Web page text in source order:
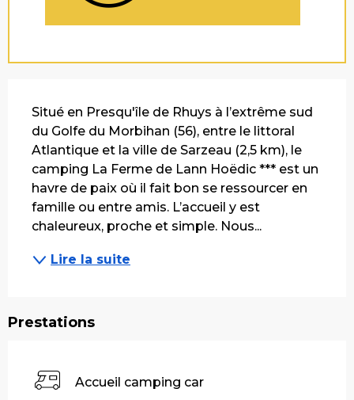
Situé en Presqu'île de Rhuys à l’extrême sud
du Golfe du Morbihan (56), entre le littoral
Atlantique et la ville de Sarzeau (2,5 km), le
camping La Ferme de Lann Hoëdic *** est un
havre de paix où il fait bon se ressourcer en
famille ou entre amis. L’accueil y est
chaleureux, proche et simple. Nous...
Lire la suite
Prestations
Accueil camping car